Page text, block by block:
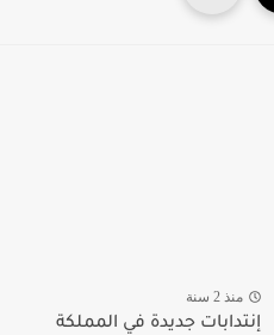
منذ 2 سنة
إنتدابات جديدة في المملكة